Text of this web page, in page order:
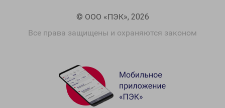
© ООО «ПЭК», 2026
Все права защищены и охраняются законом